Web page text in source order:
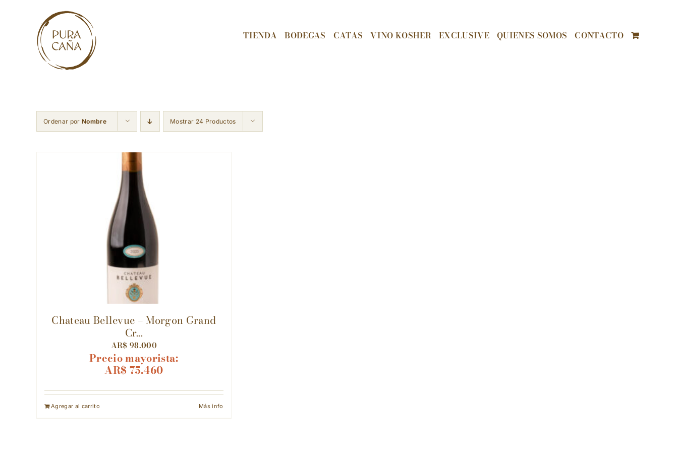
content
TIENDA BODEGAS CATAS VINO KOSHER EXCLUSIVE QUIENES SOMOS CONTACTO
Ordenar por Nombre Mostrar 24 Productos
Chateau Bellevue – Morgon Grand
Cr...
AR$ 98.000
Precio mayorista:
AR$ 75.460
Agregar al carrito Más info